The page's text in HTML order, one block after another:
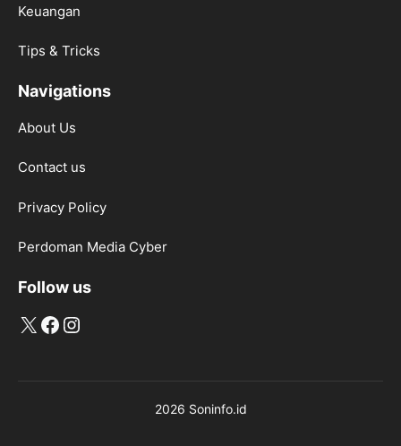
Keuangan
Tips & Tricks
Navigations
About Us
Contact us
Privacy Policy
Perdoman Media Cyber
Follow us
X Facebook
Instagram
2026 Soninfo.id